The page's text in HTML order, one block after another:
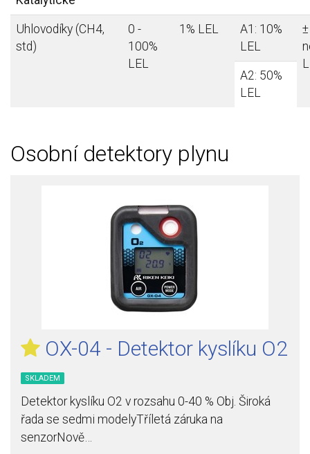
Uhlovodíky (CH4,
std)
0 -
100%
LEL
1% LEL
A1: 10%
LEL
A2: 50%
LEL
Osobní detektory plynu
OX-04 - Detektor kyslíku O2
SKLADEM
Detektor kyslíku O2 v rozsahu 0-40 % Obj. Široká
řada se sedmi modelyTříletá záruka na
senzorNově…